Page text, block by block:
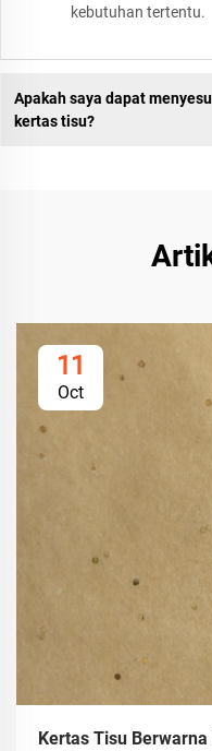
kebutuhan tertentu.
Apakah saya dapat
kertas tisu?
11
Oct
Kertas Tisu